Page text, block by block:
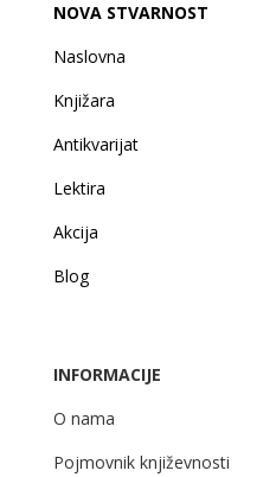
NOVA STVARNOST
Naslovna
Knjižara
Antikvarijat
Lektira
Akcija
Blog
INFORMACIJE
O nama
Pojmovnik književnosti